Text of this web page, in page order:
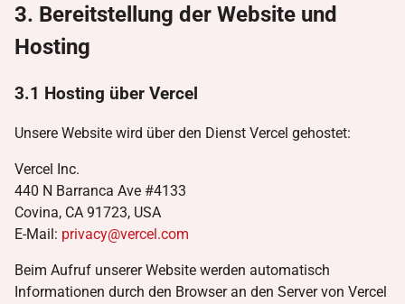
3. Bereitstellung der Website und
Hosting
3.1 Hosting über Vercel
Unsere Website wird über den Dienst Vercel gehostet:
Vercel Inc.
440 N Barranca Ave #4133
Covina, CA 91723, USA
E-Mail: privacy@vercel.com
Beim Aufruf unserer Website werden automatisch
Informationen durch den Browser an den Server von Vercel